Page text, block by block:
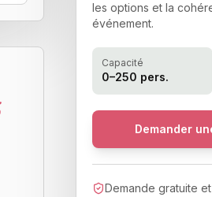
les options et la
événement.
Capacité
0–250 pers.
Demander
Demande gratuite